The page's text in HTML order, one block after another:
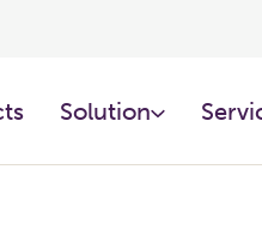
Solution